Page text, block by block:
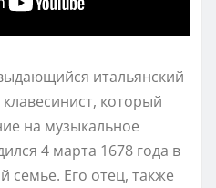
итальянский
который
на музыкальное
4 марта 1678 года в
семье. Его отец, также